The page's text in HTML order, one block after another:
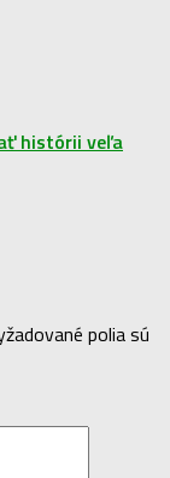
histórii veľa
polia sú